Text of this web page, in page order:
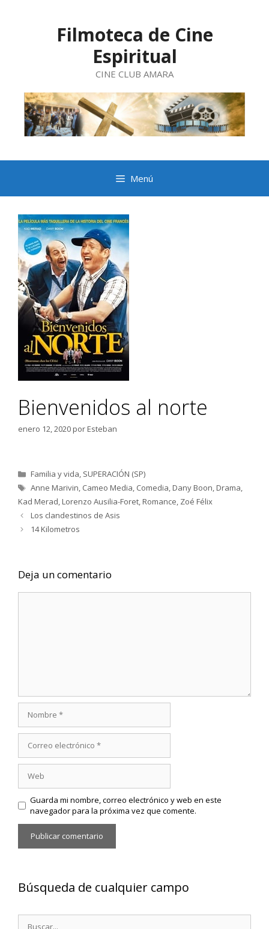
Filmoteca de Cine
Espiritual
CINE CLUB AMARA
Menú
Bienvenidos al norte
enero 12, 2020porEsteban
Categorías
Familia y vida, SUPERACIÓN (SP)
Etiquetas
Anne Marivin, Cameo Media, Comedia,Dany Boon,Drama,
Kad Merad,Lorenzo Ausilia-Foret,Romance, Zoé Félix
Los clandestinos de Asis
14 Kilometros
Deja un comentario
electrónico
Guarda mi nombre, correo electrónico y web en este
navegador para la próxima vez que comente.
Búsqueda de cualquier campo
Buscar: